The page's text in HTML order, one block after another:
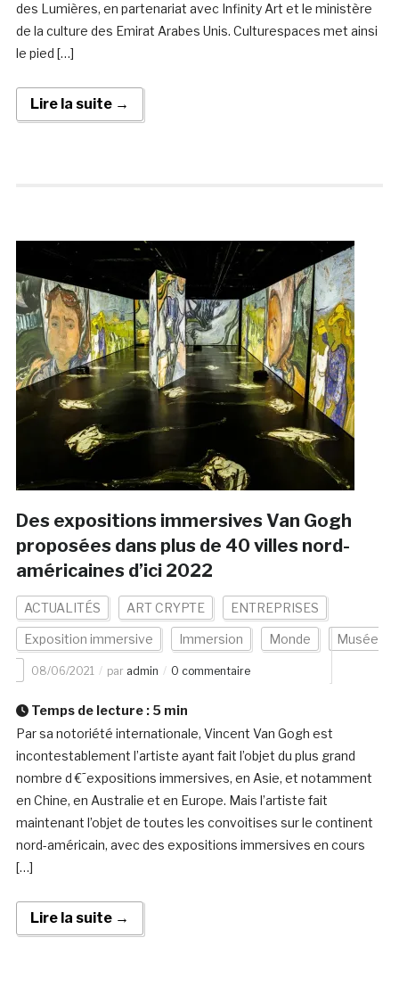
des Lumières, en partenariat avec Infinity Art et le ministère
de la culture des Emirat Arabes Unis. Culturespaces met ainsi
le pied […]
Lire la suite →
Des expositions immersives Van Gogh
proposées dans plus de 40 villes nord-
américaines d’ici 2022
ACTUALITÉS ART CRYPTE ENTREPRISES
Exposition immersive Immersion Monde Musée
08/06/2021 par admin 0 commentaire
Temps de lecture : 5 min
Par sa notoriété internationale, Vincent Van Gogh est
incontestablement l’artiste ayant fait l’objet du plus grand
nombre d €˜expositions immersives, en Asie, et notamment
en Chine, en Australie et en Europe. Mais l’artiste fait
maintenant l’objet de toutes les convoitises sur le continent
nord-américain, avec des expositions immersives en cours
[…]
Lire la suite →